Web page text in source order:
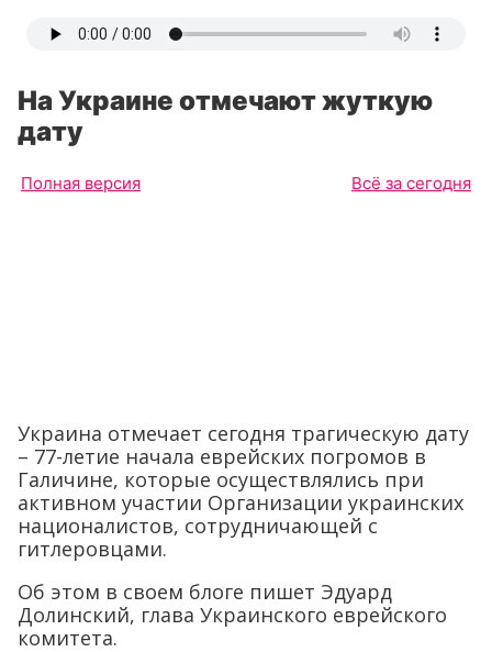
На Украине отмечают жуткую
дату
Полная версия Всё за сегодня
Украина отмечает сегодня трагическую дату
– 77-летие начала еврейских погромов в
Галичине, которые осуществлялись при
активном участии Организации украинских
националистов, сотрудничающей с
гитлеровцами.
Об этом в своем блоге пишет Эдуард
Долинский, глава Украинского еврейского
комитета.